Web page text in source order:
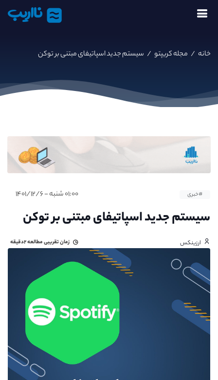
نااریب
خانه / مجله کریپتو / سیستم جدید اسپاتیفای مبتنی بر توکن
#خبری ۰۱:۰۰ شنبه - ۱۴۰۱/۱۲/۶
سیستم جدید اسپاتیفای مبتنی بر توکن
ارزینکس زمان تقریبی مطالعه۲دقیقه